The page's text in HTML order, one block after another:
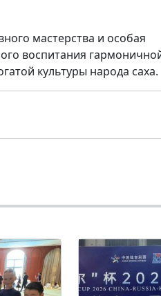
мастерства и особая
воспитания
культуры народа саха.